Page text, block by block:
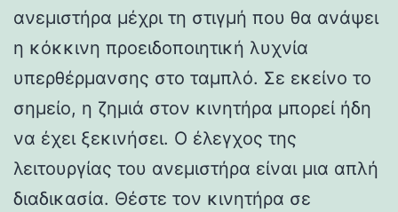
ανεμιστήρα μέχρι τη στιγμή που θα ανάψει
η κόκκινη προειδοποιητική λυχνία
υπερθέρμανσης στο ταμπλό. Σε εκείνο το
σημείο, η ζημιά στον κινητήρα μπορεί ήδη
να έχει ξεκινήσει. Ο έλεγχος της
λειτουργίας του ανεμιστήρα είναι μια απλή
διαδικασία. Θέστε τον κινητήρα σε